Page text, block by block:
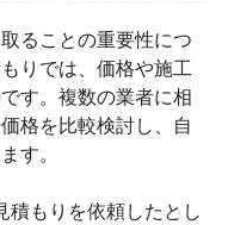
ることの重要性につ
りでは、価格や施工
す。複数の業者に相
格を比較検討し、自
す。
積もりを依頼したとし